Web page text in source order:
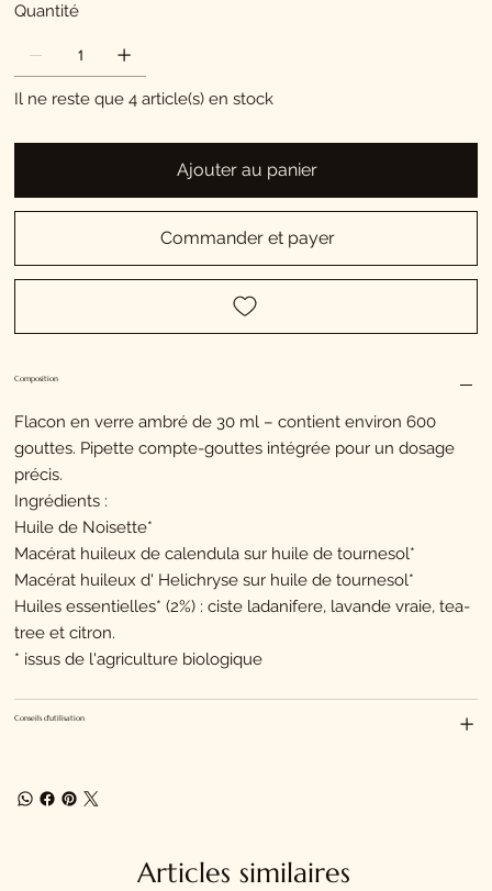
Quantité
Il ne reste que 4 article(s) en stock
Ajouter au panier
Commander et payer
Composition
Flacon en verre ambré de 30 ml – contient environ 600
gouttes. Pipette compte-gouttes intégrée pour un dosage
précis.
Ingrédients :
Huile de Noisette*
Macérat huileux de calendula sur huile de tournesol*
Macérat huileux d' Helichryse sur huile de tournesol*
Huiles essentielles* (2%) : ciste ladanifere, lavande vraie, tea-
tree et citron.
* issus de l'agriculture biologique
Conseils d'utilisation
Articles similaires